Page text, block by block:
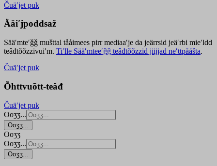
Čuäʹjet puk
Ääiʹjpoddsaž
Sääʹmteʹǧǧ mušttal tååimees pirr mediaaʹje da jeärrsid jeäʹrbi mieʹldd
teâđtõõzzivuiʹm. Tiʹlle Sääʹmteeʹǧǧ teâđtõõzzid jiijjad neʹttpååšta.
Čuäʹjet puk
Õhttvuõtt-teâđ
Čuäʹjet puk
Ooʒʒ...
Ooʒʒ...
Ooʒʒ
Ooʒʒ...
Ooʒʒ...